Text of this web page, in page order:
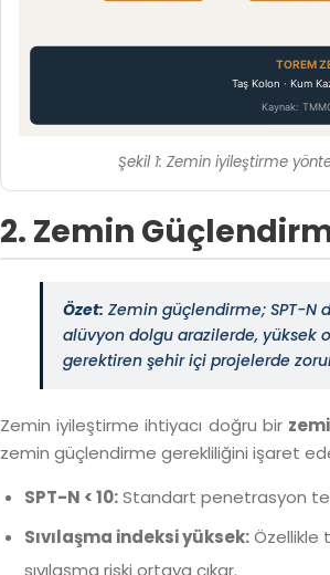
TOREM
Taş Kolon · Kum
Kaynak:
Şekil 1: Zemin iyileştirme
2. Zemin
Özet: Zemin güçlendirme; SPT-N
alüvyon dolgu arazilerde, yüksek
gerektiren şehir içi projelerde
Zemin iyileştirme ihtiyacı doğru bir
zemin güçlendirme gerekliliğini işaret
SPT-N < 10:Standart penetrasyon
Sıvılaşma indeksi yüksek:Özellikle
sıvılaşma riski ortaya çıkar.